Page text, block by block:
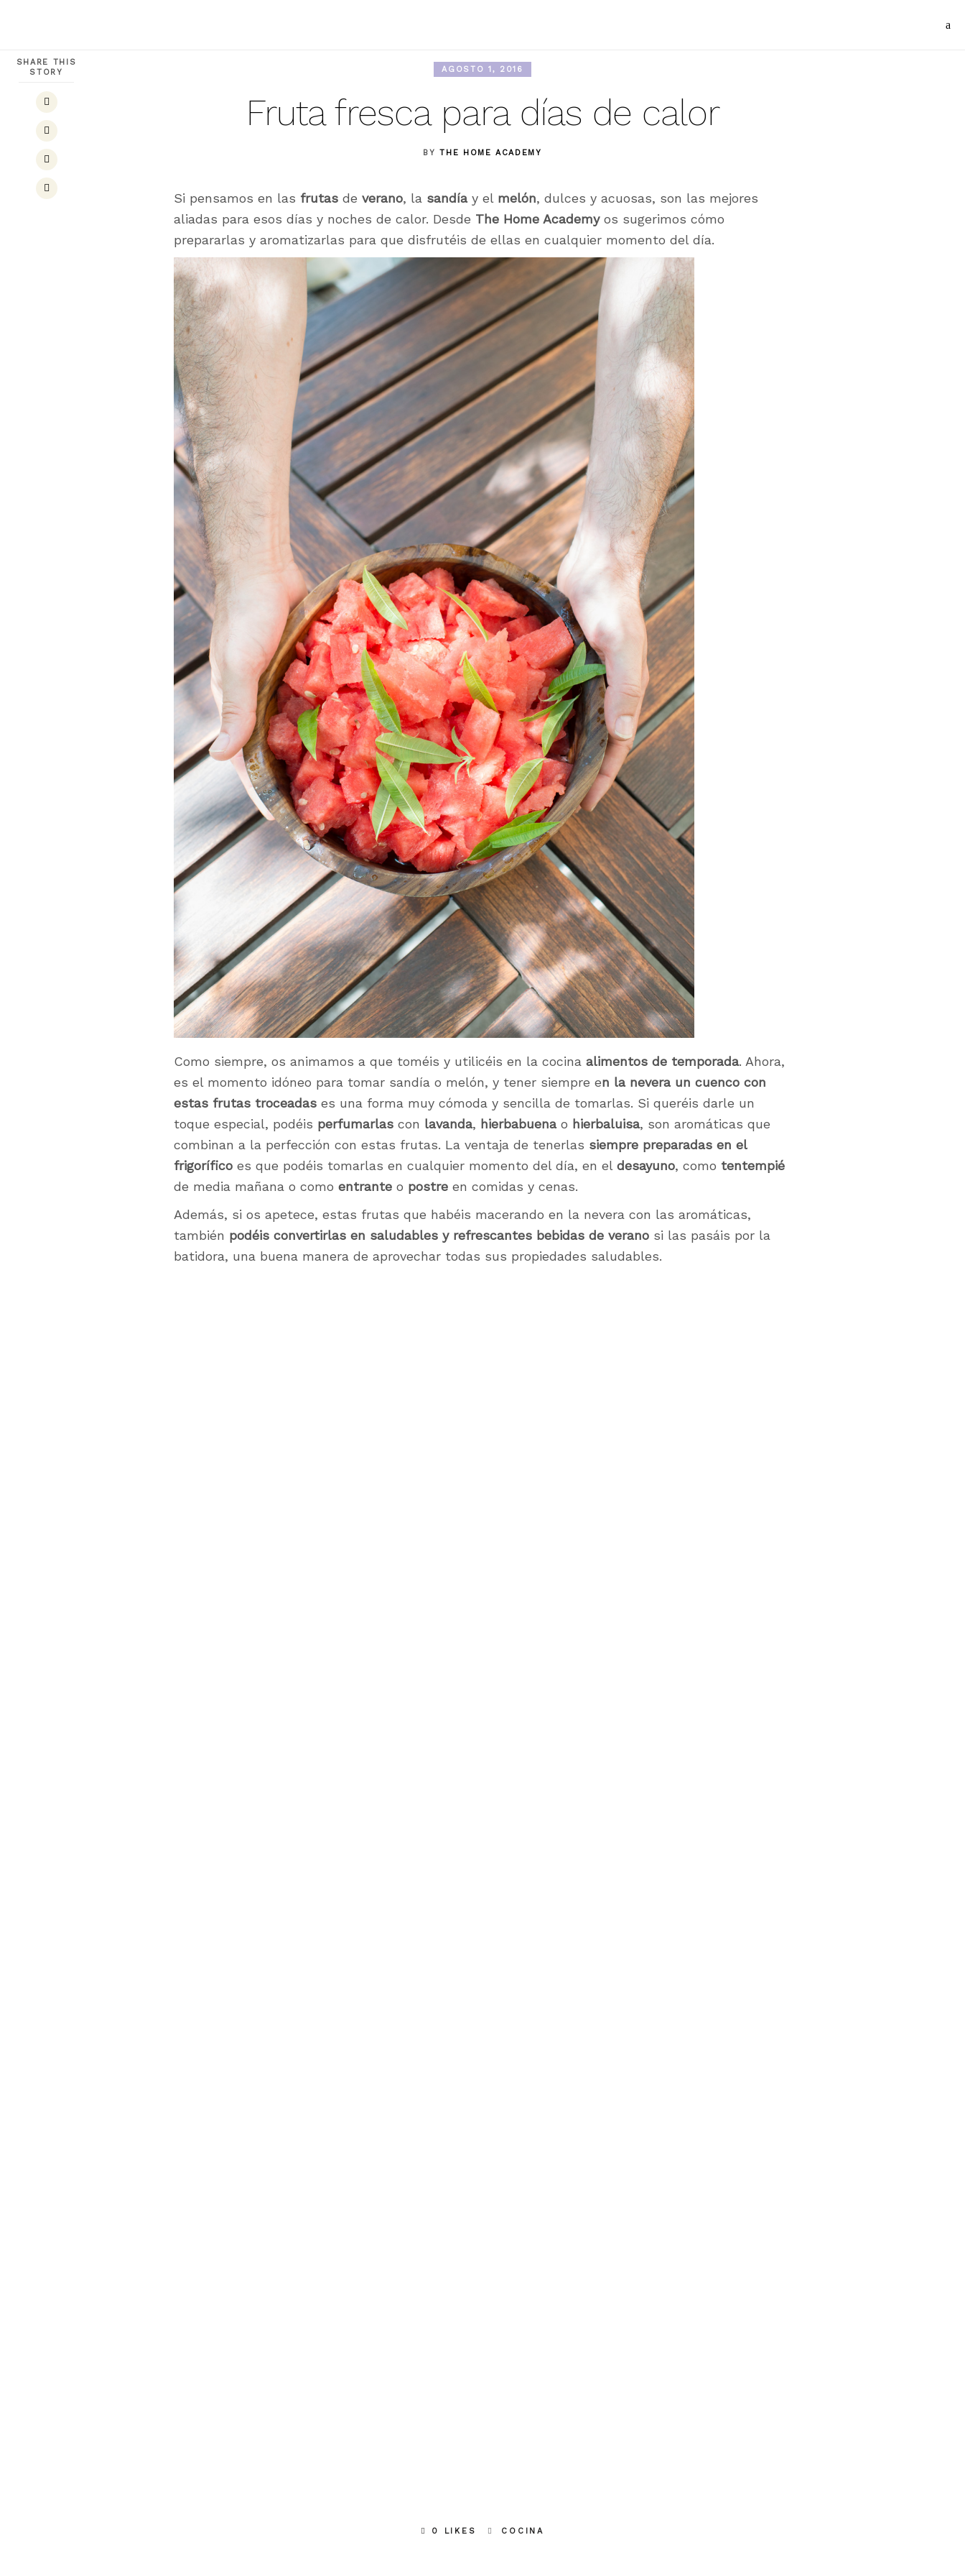
SHARE THIS
STORY
AGOSTO 1, 2016
Fruta fresca para días de calor
BYTHE HOME ACADEMY
Si pensamos en las frutas de verano, la sandíay el melón, dulces y acuosas, son las mejores
aliadas para esos días y noches de calor. Desde The Home Academyos sugerimos cómo
prepararlas y aromatizarlas para que disfrutéis de ellas en cualquier momento del día.
Como siempre, os animamos a que toméis y utilicéis en la cocina alimentos de temporada. Ahora,
es el momento idóneo para tomar sandía o melón, y tener siempre en la nevera un cuenco con
estas frutas troceadas es una forma muy cómoda y sencilla de tomarlas. Si queréis darle un
toque especial, podéis perfumarlas con lavanda, hierbabuenao hierbaluisa, son aromáticas que
combinan a la perfección con estas frutas. La ventaja de tenerlas siempre preparadas en el
frigorífico es que podéis tomarlas en cualquier momento del día, en el desayuno, como tentempié
de media mañana o como entrante o postre en comidas y cenas.
Además, si os apetece, estas frutas que habéis macerando en la nevera con las aromáticas,
también podéis convertirlas en saludables y refrescantes bebidas de verano si las pasáis por la
batidora, una buena manera de aprovechar todas sus propiedades saludables.
0 LIKES COCINA